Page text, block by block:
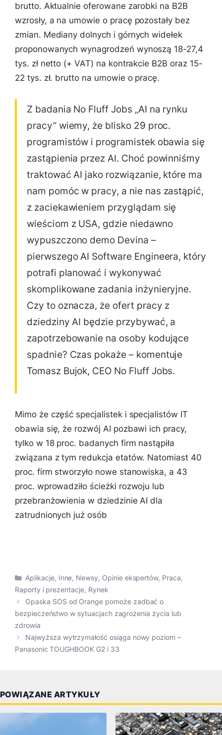
brutto. Aktualnie oferowane zarobki na B2B
wzrosły, a na umowie o pracę pozostały bez
zmian. Mediany dolnych i górnych widełek
proponowanych wynagrodzeń wynoszą 18-27,4
tys. zł netto (+ VAT) na kontrakcie B2B oraz 15-
22 tys. zł. brutto na umowie o pracę.
Z badania No Fluff Jobs „AI na rynku
pracy” wiemy, że blisko 29 proc.
programistów i programistek obawia się
zastąpienia przez AI. Choć powinniśmy
traktować AI jako rozwiązanie, które ma
nam pomóc w pracy, a nie nas zastąpić,
z zaciekawieniem przyglądam się
wieściom z USA, gdzie niedawno
wypuszczono demo Devina –
pierwszego AI Software Engineera, który
potrafi planować i wykonywać
skomplikowane zadania inżynieryjne.
Czy to oznacza, że ofert pracy z
dziedziny AI będzie przybywać, a
zapotrzebowanie na osoby kodujące
spadnie? Czas pokaże – komentuje
Tomasz Bujok, CEO No Fluff Jobs.
Mimo że część specjalistek i specjalistów IT
obawia się, że rozwój AI pozbawi ich pracy,
tylko w 18 proc. badanych firm nastąpiła
związana z tym redukcja etatów. Natomiast 40
proc. firm stworzyło nowe stanowiska, a 43
proc. wprowadziło ścieżki rozwoju lub
przebranżowienia w dziedzinie AI dla
zatrudnionych już osób
Kategorie
Aplikacje, Inne, Newsy, Opinie ekspertów, Praca,
Raporty i prezentacje, Rynek
Opaska SOS od Orange pomoże zadbać o
bezpieczeństwo w sytuacjach zagrożenia życia lub
zdrowia
Najwyższa wytrzymałość osiąga nowy poziom –
Panasonic TOUGHBOOK G2 i 33
POWIĄZANE ARTYKUŁY